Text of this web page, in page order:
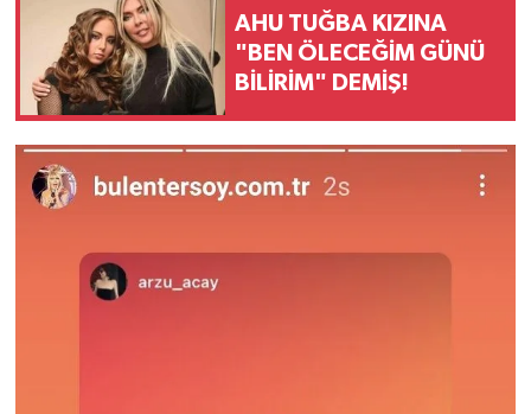
AHU TUĞBA KIZINA
"BEN ÖLECEĞİM GÜNÜ
BİLİRİM" DEMİŞ!